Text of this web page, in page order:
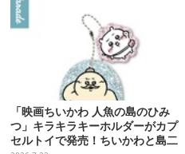
「映画ちいかわ 人魚の島のひみ
つ」キラキラキーホルダーがカプ
セルトイで発売！ちいかわと島二